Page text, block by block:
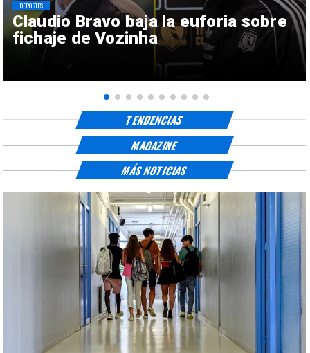
Claudio Bravo baja la euforia sobre
fichaje de Vozinha
DEPORTES
TENDENCIAS
MAGAZINE
MÁS NOTICIAS